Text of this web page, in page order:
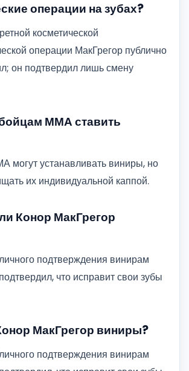
операции на зубах?
косметической
операции МакГрегор публично
он подтвердил лишь смену
ММА ставить
могут устанавливать виниры, но
их индивидуальной каппой.
Конор МакГрегор
подтверждения винирам
что исправит свои зубы
МакГрегор виниры?
подтверждения винирам